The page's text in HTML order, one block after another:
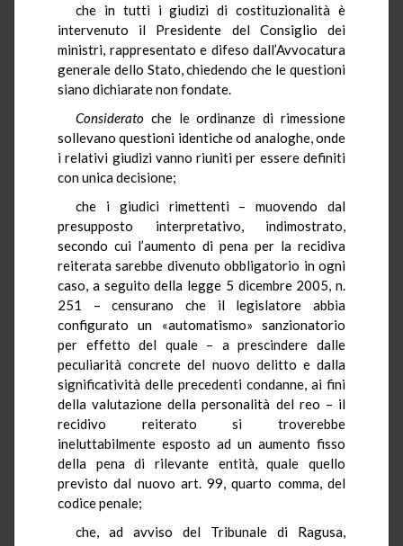
che in tutti i giudizi di costituzionalità è
intervenuto il Presidente del Consiglio dei
ministri, rappresentato e difeso dall’Avvocatura
generale dello Stato, chiedendo che le questioni
siano dichiarate non fondate.
Considerato che le ordinanze di rimessione
sollevano questioni identiche od analoghe, onde
i relativi giudizi vanno riuniti per essere definiti
con unica decisione;
che i giudici rimettenti – muovendo dal
presupposto interpretativo, indimostrato,
secondo cui l’aumento di pena per la recidiva
reiterata sarebbe divenuto obbligatorio in ogni
caso, a seguito della legge 5 dicembre 2005, n.
251 – censurano che il legislatore abbia
configurato un «automatismo» sanzionatorio
per effetto del quale – a prescindere dalle
peculiarità concrete del nuovo delitto e dalla
significatività delle precedenti condanne, ai fini
della valutazione della personalità del reo – il
recidivo reiterato si troverebbe
ineluttabilmente esposto ad un aumento fisso
della pena di rilevante entità, quale quello
previsto dal nuovo art. 99, quarto comma, del
codice penale;
che, ad avviso del Tribunale di Ragusa,